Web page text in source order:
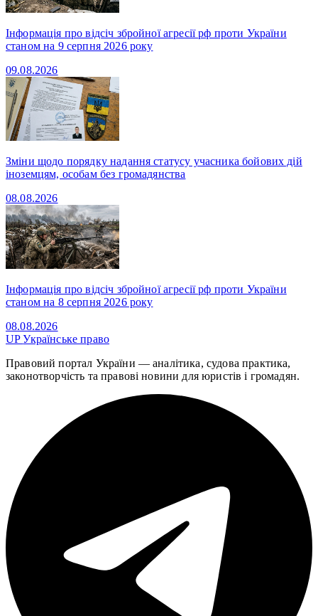
Інформація про відсіч збройної агресії рф проти України
станом на 9 серпня 2026 року
09.08.2026
Зміни щодо порядку надання статусу учасника бойових дій
іноземцям, особам без громадянства
08.08.2026
Інформація про відсіч збройної агресії рф проти України
станом на 8 серпня 2026 року
08.08.2026
UPУкраїнське право
Правовий портал України — аналітика, судова практика,
законотворчість та правові новини для юристів і громадян.